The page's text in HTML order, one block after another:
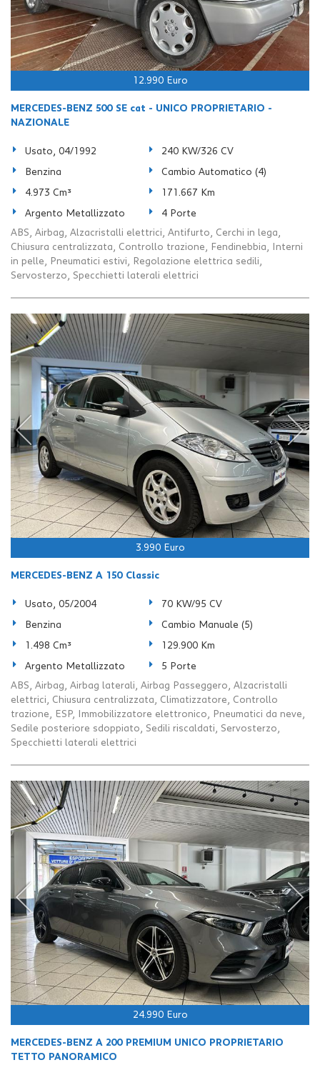
12.990 Euro
MERCEDES-BENZ 500 SE cat - UNICO PROPRIETARIO -
NAZIONALE
Usato, 04/1992 240 KW/326 CV
Benzina Cambio Automatico (4)
4.973 Cm³ 171.667 Km
Argento Metallizzato
4 Porte
ABS, Airbag, Alzacristalli elettrici, Antifurto, Cerchi in lega,
Chiusura centralizzata, Controllo trazione, Fendinebbia, Interni
in pelle, Pneumatici estivi, Regolazione elettrica sedili,
Servosterzo, Specchietti laterali elettrici
3.990 Euro
MERCEDES-BENZ A 150 Classic
Usato, 05/2004 70 KW/95 CV
Benzina Cambio Manuale (5)
1.498 Cm³ 129.900 Km
Argento Metallizzato
5 Porte
ABS, Airbag, Airbag laterali, Airbag Passeggero, Alzacristalli
elettrici, Chiusura centralizzata, Climatizzatore, Controllo
trazione, ESP, Immobilizzatore elettronico, Pneumatici da neve,
Sedile posteriore sdoppiato, Sedili riscaldati, Servosterzo,
Specchietti laterali elettrici
24.990 Euro
MERCEDES-BENZ A 200 PREMIUM UNICO PROPRIETARIO
TETTO PANORAMICO
Cookie necessari
Cookie delle preferenze
Cookie analitici
Cookie di marketing
Leggi
la
policy
Salva
le
impostazioni